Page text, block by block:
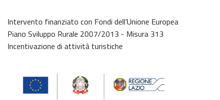
Intervento finanziato con Fondi dell’Unione Europea
Piano Sviluppo Rurale 2007/2013 - Misura 313
Incentivazione di attività turistiche